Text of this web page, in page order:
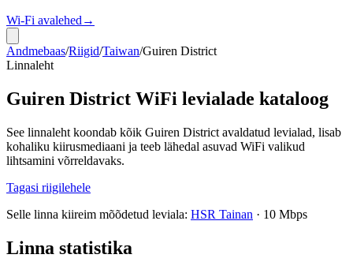
Wi‑Fi avalehed →
Andmebaas/Riigid/Taiwan/Guiren District
Linnaleht
Guiren District WiFi levialade kataloog
See linnaleht koondab kõik Guiren District avaldatud levialad, lisab
kohaliku kiirusmediaani ja teeb lähedal asuvad WiFi valikud
lihtsamini võrreldavaks.
Tagasi riigilehele
Selle linna kiireim mõõdetud leviala: HSR Tainan · 10 Mbps
Linna statistika